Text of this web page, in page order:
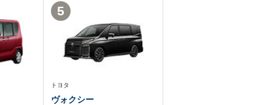
トヨタ
ヴォクシー
5